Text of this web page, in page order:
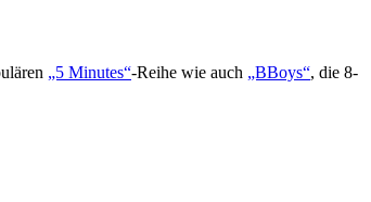
„5 Minutes“-Reihe wie auch „BBoys“, die 8-